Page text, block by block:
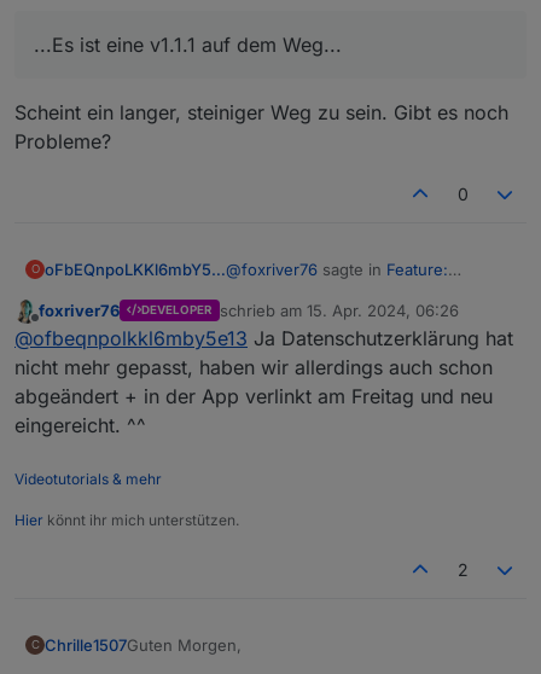
wird.
...Es ist eine v1.1.1 auf dem Weg...
Scheint ein langer, steiniger Weg zu sein. Gibt es noch
Probleme?
0
O oFbEQnpoLKKl6mbY5e13@foxriver76 sagte in Feature:
Visu App v1.1:
...Es ist eine v1.1.1 auf dem Weg...
Scheint ein langer, steiniger Weg zu
Offline
foxriver76 DEVELOPER schrieb am 15. Apr. 2024, 06:26
zuletzt editiert von
@ofbeqnpolkkl6mby5e13 Ja Datenschutzerklärung hat
nicht mehr gepasst, haben wir allerdings auch schon
abgeändert + in der App verlinkt am Freitag und neu
eingereicht. ^^
Videotutorials & mehr
Hier könnt ihr mich unterstützen.
2
C Chrille1507Guten Morgen,